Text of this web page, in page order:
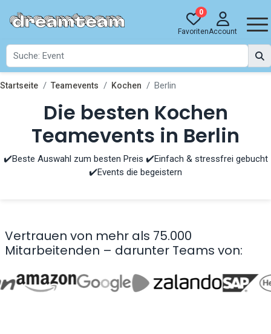
0
FavoritenAccount
Startseite Teamevents Kochen Berlin
Die besten Kochen
Teamevents in Berlin
✔️Beste Auswahl zum besten Preis ✔️Einfach & stressfrei gebucht
✔️Events die begeistern
Vertrauen von mehr als 75.000
Mitarbeitenden – darunter Teams von: